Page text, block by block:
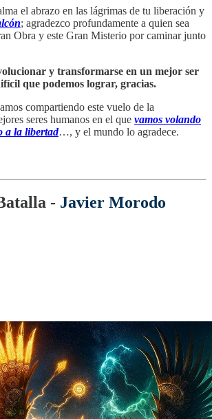
el abrazo en las lágrimas de tu liberación y
; agradezco profundamente a quien sea
Obra y este Gran Misterio por caminar junto
y transformarse en un mejor ser
que podemos lograr, gracias.
compartiendo este vuelo de la
seres humanos en el que vamos volando
a la libertad…, y el mundo lo agradece.
- Javier Morodo